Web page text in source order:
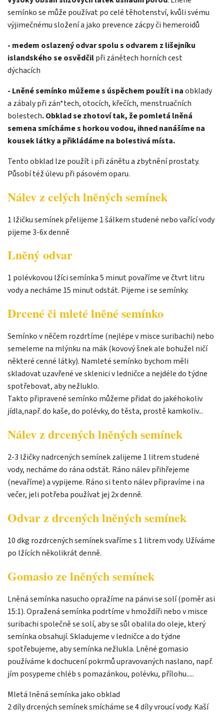
semínko se může používat po celé těhotenství, kvůli svému
výjimečnému složení a jako prevence zácpy či hemeroidů
- medem oslazený odvar spolu s odvarem z lišejníku
islandského se osvědčilpři zánětech horních cest
dýchacích
- Lněné semínko můžeme s úspěchem použít i naobklady
a zábaly při zán*tech, otocích, křečích, menstruačních
bolestech. Obklad se zhotoví tak, že pomletá lněná
semena smícháme s horkou vodou, ihned nanášíme na
kousek látky a přikládáme na bolestivá místa.
Tento obklad lze použít i při zánětu a zbytnění prostaty.
Působí též úlevu při pásovém oparu.
Nálev z celých lněných semínek
1 lžičku semínek přelijeme 1 šálkem studené nebo vařící vody
pijeme 3-6x denně
Lněný odvar
1 polévkovou lžíci semínka 5 minut povaříme ve čtvrt litru
vody a necháme 15 minut odstát. Pijeme i se semínky.
Drcené či mleté lněné semínko
Semínko v něčem rozdrtíme (nejlépe v misce suribachi) nebo
semeleme na mlýnku na mák (kovový šnek ale bohužel ničí
některé cenné látky). Namleté semínko bychom měli
skladovat uzavřené ve sklenici v ledničce a nejdéle do týdne
spotřebovat, aby nežluklo.
Takto připravené semínko můžeme přidat do jakéhokoliv
jídla,např. do kaše, do polévky, do těsta, prostě kamkoliv...
Nálev z drcených lněných semínek
2-3 lžičky nadrcených semínek zalijeme 1 litrem studené
vody, necháme do rána odstát. Ráno nálev přihřejeme
(nevaříme) a vypijeme. Ráno si tento nálev připravíme i na
večer, jeli potřeba používat jej 2x denně.
Odvar z drcených lněných semínek
10 dkg rozdrcených semínek svaříme s 1 litrem vody. Užíváme
po lžících několikrát denně.
Gomasio ze lněných semínek
Lněná semínka nasucho opražíme na pánvi se solí (poměr asi
15:1). Opražená semínka podrtíme v hmoždíři nebo v misce
suribachi společně se solí, aby se sůl obalila do oleje, který
semínka obsahují. Skladujeme v ledničce a do týdne
spotřebujeme, aby semínka nežlukla. Lněné gomasio
používáme k dochucení pokrmů upravovaných naslano, např.
jím posypeme chléb s pomazánkou, polévku, přílohu.....
Mletá lněná semínka jako obklad
2 díly drcených semínek smícháme se 4 díly vroucí vody. Kaší